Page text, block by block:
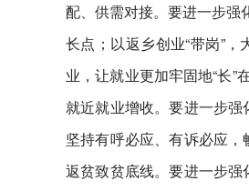
配、供需对接。要进一步强
长点；以返乡创业“带岗”
业，让就业更加牢固地“长
就近就业增收。要进一步强
坚持有呼必应、有诉必应
返贫致贫底线。要进一步